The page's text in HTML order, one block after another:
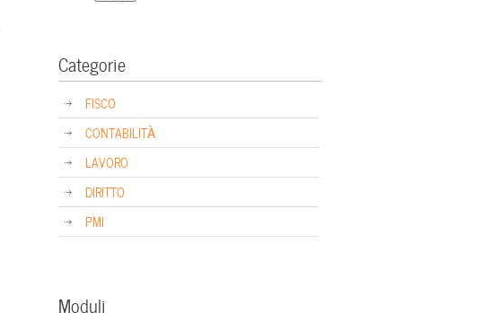
Categorie
FISCO
CONTABILITÀ
LAVORO
DIRITTO
PMI
Moduli